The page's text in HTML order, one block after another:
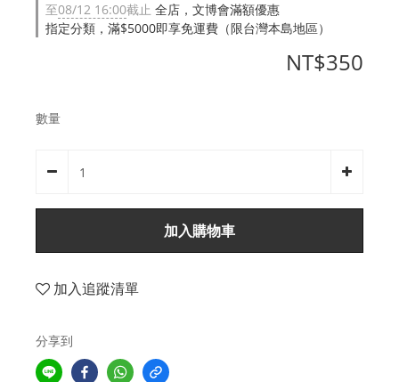
至08/12 16:00截止 全店，文博會滿額優惠
指定分類，滿$5000即享免運費（限台灣本島地區）
NT$350
數量
加入購物車
加入追蹤清單
分享到